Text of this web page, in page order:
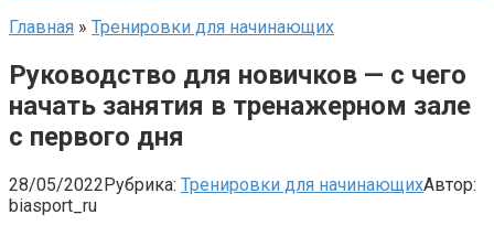
Главная » Тренировки для начинающих
Руководство для новичков — с чего
начать занятия в тренажерном зале
с первого дня
28/05/2022Рубрика: Тренировки для начинающихАвтор:
biasport_ru